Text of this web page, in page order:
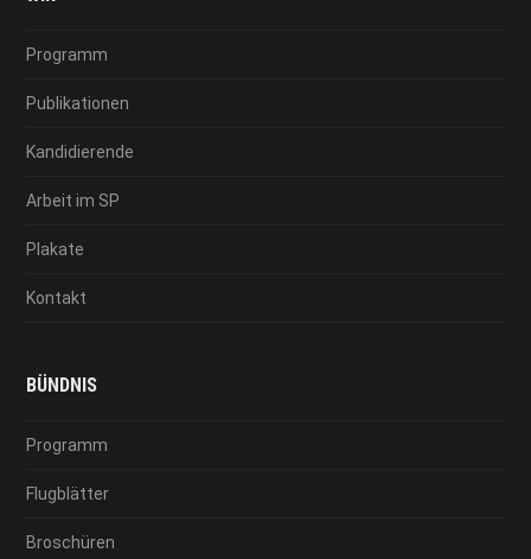
Programm
Publikationen
Kandidierende
Arbeit im SP
Plakate
Kontakt
BÜNDNIS
Programm
Flugblätter
Broschüren